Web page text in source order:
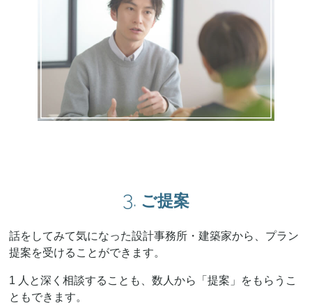
3. ご提案
話をしてみて気になった設計事務所・建築家から、プラン
提案を受けることができます。
1 人と深く相談することも、数人から「提案」をもらうこ
ともできます。